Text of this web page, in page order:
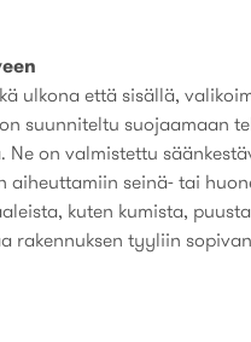
ulkona että sisällä,
suunniteltu suojaamaan
on valmistettu
aiheuttamiin seinä- tai
kuten kumista,
rakennuksen tyyliin